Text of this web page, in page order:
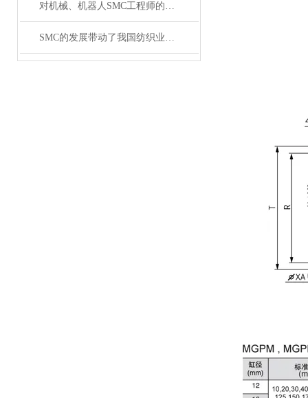
对机械、机器人SMC工程师的需求增加
SMC的发展带动了我国纺织业的发展